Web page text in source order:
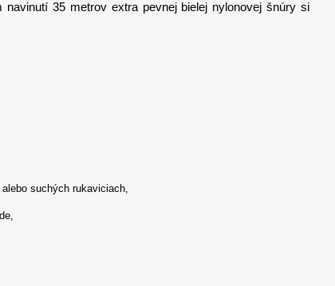
35 metrov extra pevnej bielej nylonovej šnúry si
suchých rukaviciach,